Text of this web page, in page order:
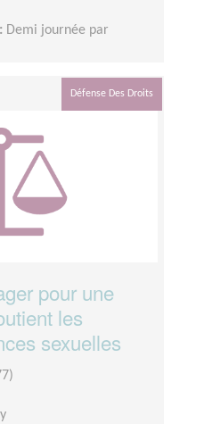
Demi journée par
Défense Des Droits
pour une
les
sexuelles